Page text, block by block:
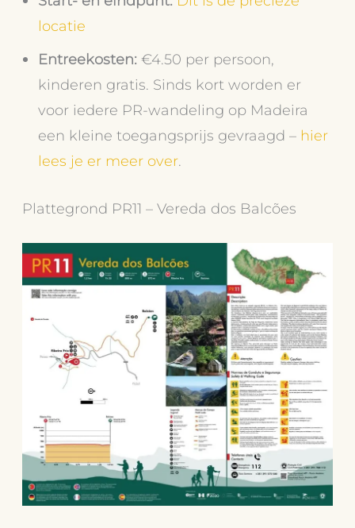
locatie
Entreekosten:€4.50 per persoon,
kinderen gratis. Sinds kort worden er
voor iedere PR-wandeling op Madeira
een kleine toegangsprijs gevraagd – hier
lees je er meer over.
Plattegrond PR11 – Vereda dos Balcões